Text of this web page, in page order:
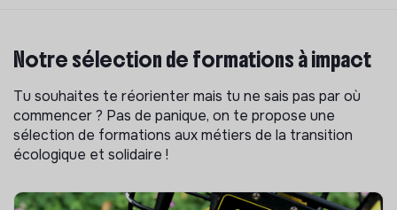
Notre sélection de formations à impact
Tu souhaites te réorienter mais tu ne sais pas par où
commencer ? Pas de panique, on te propose une
sélection de formations aux métiers de la transition
écologique et solidaire !